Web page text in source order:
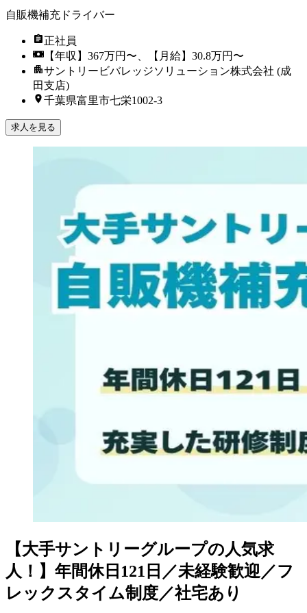
自販機補充ドライバー
正社員
【年収】367万円〜、【月給】30.8万円〜
サントリービバレッジソリューション株式会社 (成
田支店)
千葉県富里市七栄1002-3
求人を見る
【大手サントリーグループの人気求
人！】年間休日121日／未経験歓迎／フ
レックスタイム制度／社宅あり